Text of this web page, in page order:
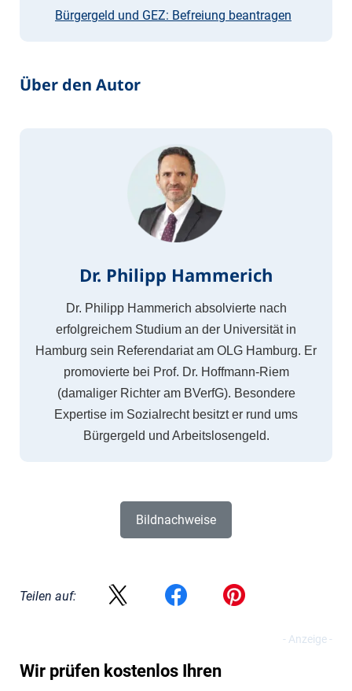
Bürgergeld und GEZ: Befreiung beantragen
Über den Autor
Dr. Philipp Hammerich
Dr. Philipp Hammerich absolvierte nach
erfolgreichem Studium an der Universität in
Hamburg sein Referendariat am OLG Hamburg. Er
promovierte bei Prof. Dr. Hoffmann-Riem
(damaliger Richter am BVerfG). Besondere
Expertise im Sozialrecht besitzt er rund ums
Bürgergeld und Arbeitslosengeld.
Bildnachweise
Teilen auf:
Wir prüfen kostenlos Ihren